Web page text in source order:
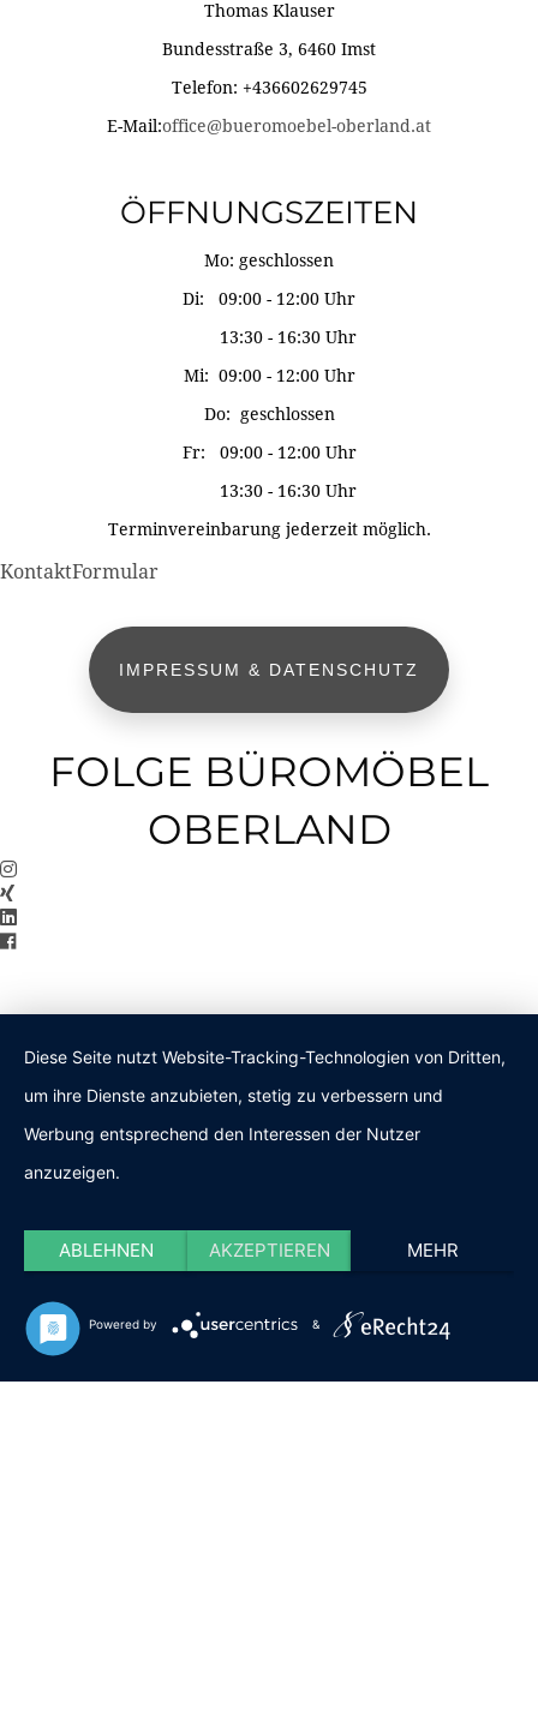
Thomas Klauser
Bundesstraße 3, 6460 Imst
Telefon: +436602629745
E-Mail:office@bueromoebel-oberland.at
ÖFFNUNGSZEITEN
Mo: geschlossen
Di: 09:00 - 12:00 Uhr
13:30 - 16:30 Uhr
Mi: 09:00 - 12:00 Uhr
Do: geschlossen
Fr: 09:00 - 12:00 Uhr
13:30 - 16:30 Uhr
Terminvereinbarung jederzeit möglich.
KontaktFormular
IMPRESSUM & DATENSCHUTZ
FOLGE BÜROMÖBEL
OBERLAND
Diese Seite nutzt Website-Tracking-Technologien von Dritten,
um ihre Dienste anzubieten, stetig zu verbessern und
Werbung entsprechend den Interessen der Nutzer
anzuzeigen.
ABLEHNEN AKZEPTIEREN MEHR
Powered by &